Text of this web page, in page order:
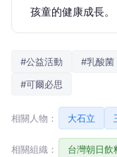
孩童的健康成長。
#公益活動 #乳酸菌
#可爾必思
相關人物： 大石立
相關組織： 台灣朝日飲